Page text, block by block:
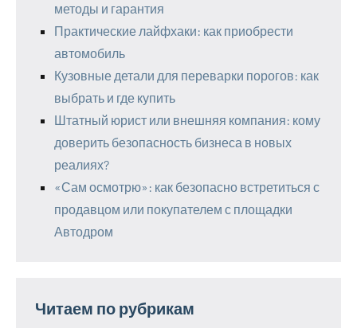
методы и гарантия
Практические лайфхаки: как приобрести
автомобиль
Кузовные детали для переварки порогов: как
выбрать и где купить
Штатный юрист или внешняя компания: кому
доверить безопасность бизнеса в новых
реалиях?
«Сам осмотрю»: как безопасно встретиться с
продавцом или покупателем с площадки
Автодром
Читаем по рубрикам